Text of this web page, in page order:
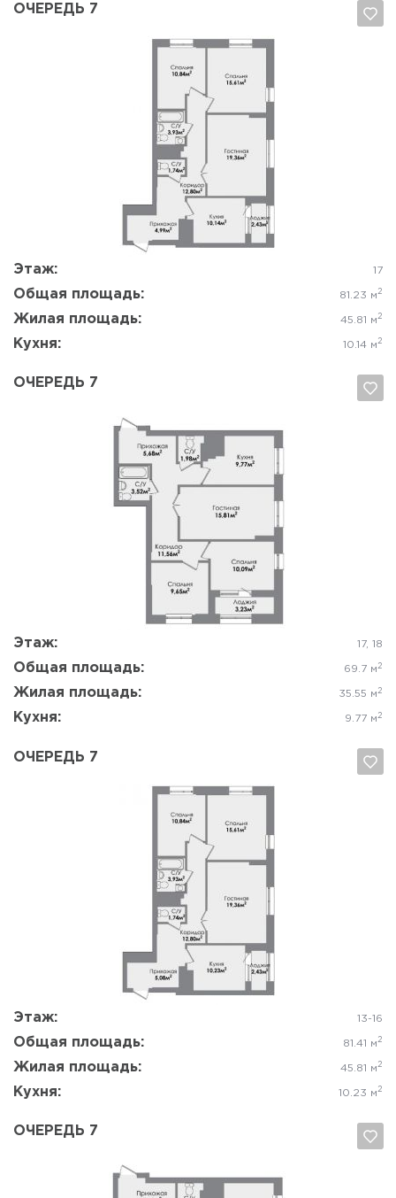
ОЧЕРЕДЬ 7
Этаж: 17
Общая площадь: 81.23 м 2
Жилая площадь: 45.81 м 2
Кухня: 10.14 м 2
Да, удалить Отмена
ОЧЕРЕДЬ 7
Этаж: 17, 18
Общая площадь: 69.7 м 2
Жилая площадь: 35.55 м 2
Кухня: 9.77 м 2
Да, удалить Отмена
ОЧЕРЕДЬ 7
Этаж: 13-16
Общая площадь: 81.41 м 2
Жилая площадь: 45.81 м 2
Кухня: 10.23 м 2
Да, удалить
ОЧЕРЕДЬ 7